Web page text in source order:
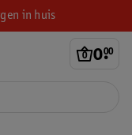
in huis
0.
00